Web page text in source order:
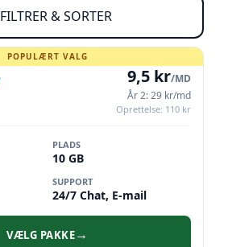
FILTRER & SORTER
POPULÆRT VALG
9,5 kr/MD
År 2: 29 kr/md
Oprettelse: 110 kr
PLADS
10 GB
SUPPORT
24/7 Chat, E-mail
VÆLG PAKKE→